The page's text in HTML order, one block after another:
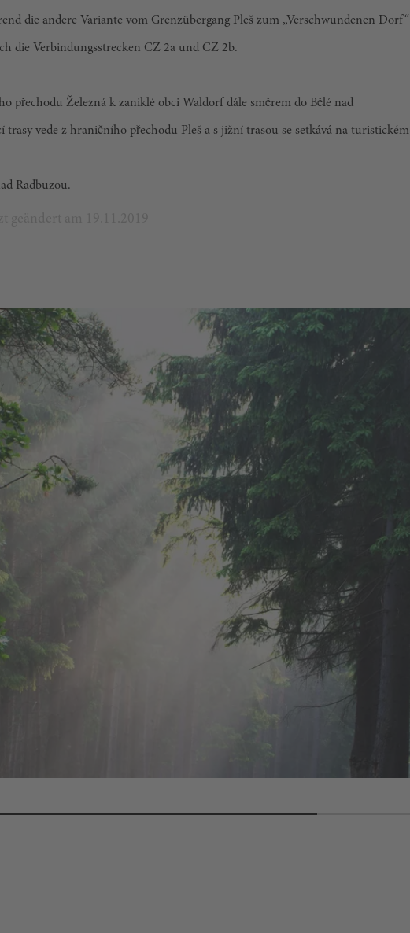
die andere Variante vom Grenzübergang Pleš zum „Verschwundenen Dorf“
die Verbindungsstrecken CZ 2a und CZ 2b.
přechodu Železná k zaniklé obci Waldorf dále směrem do Bělé nad
trasy vede z hraničního přechodu Pleš a s jižní trasou se setkává na turistickém
Radbuzou.